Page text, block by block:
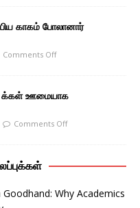
காகம் போலானார்
Comments Off
க்கள் ஊமையாக
Comments Off
Why Academics